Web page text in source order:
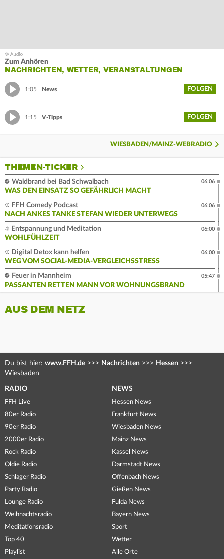
Zum Anhören
NACHRICHTEN, WETTER, VERANSTALTUNGEN
1:05 News FOLGEN
1:15 V-Tipps FOLGEN
WIESBADEN/MAINZ-WEBRADIO
THEMEN-TICKER
Waldbrand bei Bad Schwalbach
WAS DEN EINSATZ SO GEFÄHRLICH MACHT
06:06
FFH Comedy Podcast
NACH ANKES TANKE STEFAN WIEDER UNTERWEGS
06:06
Entspannung und Meditation
WOHLFÜHLZEIT
06:00
Digital Detox kann helfen
WEG VOM SOCIAL-MEDIA-VERGLEICHSSTRESS
06:00
Feuer in Mannheim
PASSANTEN RETTEN MANN VOR WOHNUNGSBRAND
05:47
AUS DEM NETZ
Du bist hier: www.FFH.de >>> Nachrichten >>> Hessen >>>
Wiesbaden
RADIO
FFH Live
80er Radio
90er Radio
2000er Radio
Rock Radio
Oldie Radio
Schlager Radio
Party Radio
Lounge Radio
Weihnachtsradio
Meditationsradio
Top 40
Playlist
NEWS
Hessen News
Frankfurt News
Wiesbaden News
Mainz News
Kassel News
Darmstadt News
Offenbach News
Gießen News
Fulda News
Bayern News
Sport
Wetter
Alle Orte